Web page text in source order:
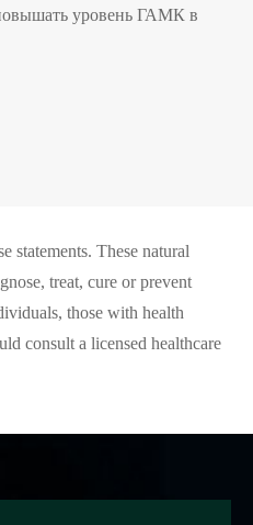
уровень ГАМК в
statements. These natural
treat, cure or prevent
those with health
consult a licensed healthcare